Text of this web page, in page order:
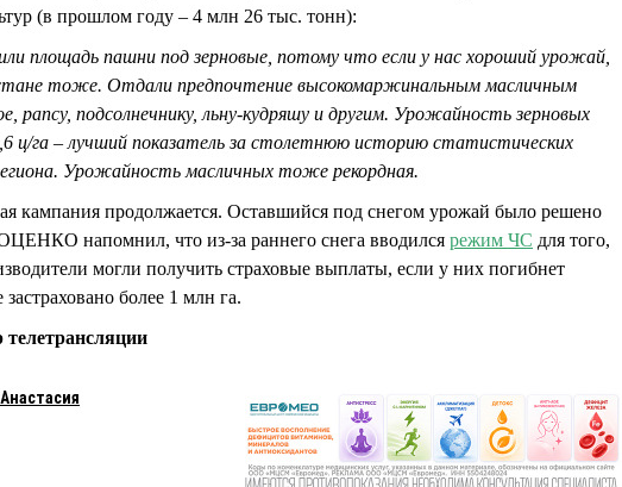
(в прошлом году – 4 млн 26 тыс. тонн):
площадь пашни под зерновые, потому что если у нас хороший урожай,
тоже. Отдали предпочтение высокомаржинальным масличным
рапсу, подсолнечнику, льну-кудряшу и другим. Урожайность зерновых
ц/га – лучший показатель за столетнюю историю статистических
Урожайность масличных тоже рекордная.
кампания продолжается. Оставшийся под снегом урожай было решено
напомнил, что из-за раннего снега вводился режим ЧС для того,
могли получить страховые выплаты, если у них погибнет
более 1 млн га.